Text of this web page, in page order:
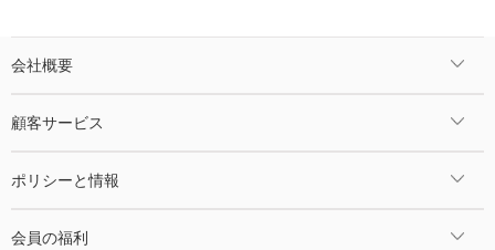
会社概要
顧客サービス
ポリシーと情報
会員の福利